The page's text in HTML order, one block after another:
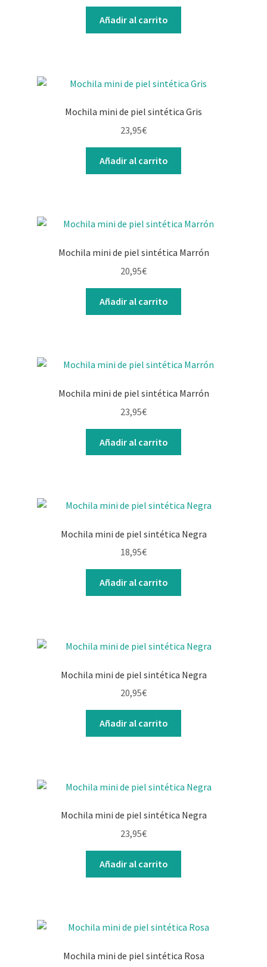
Añadir al carrito
Mochila mini de piel sintética Gris
23,95€
Añadir al carrito
Mochila mini de piel sintética Marrón
20,95€
Añadir al carrito
Mochila mini de piel sintética Marrón
23,95€
Añadir al carrito
Mochila mini de piel sintética Negra
18,95€
Añadir al carrito
Mochila mini de piel sintética Negra
20,95€
Añadir al carrito
Mochila mini de piel sintética Negra
23,95€
Añadir al carrito
Mochila mini de piel sintética Rosa